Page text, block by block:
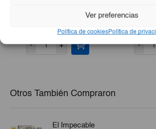
Ver preferencias
Política de cookiesPolítica de
€4,85
- + -
Otros También Compraron
El Impecable